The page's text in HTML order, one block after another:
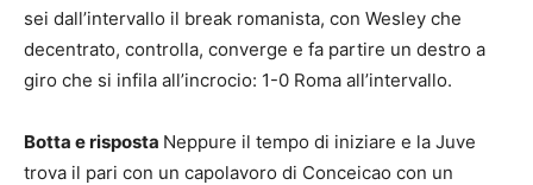
sei dall’intervallo il break romanista, con Wesley che
decentrato, controlla, converge e fa partire un destro a
giro che si infila all’incrocio: 1-0 Roma all’intervallo.
Botta e risposta Neppure il tempo di iniziare e la Juve
trova il pari con un capolavoro di Conceicao con un